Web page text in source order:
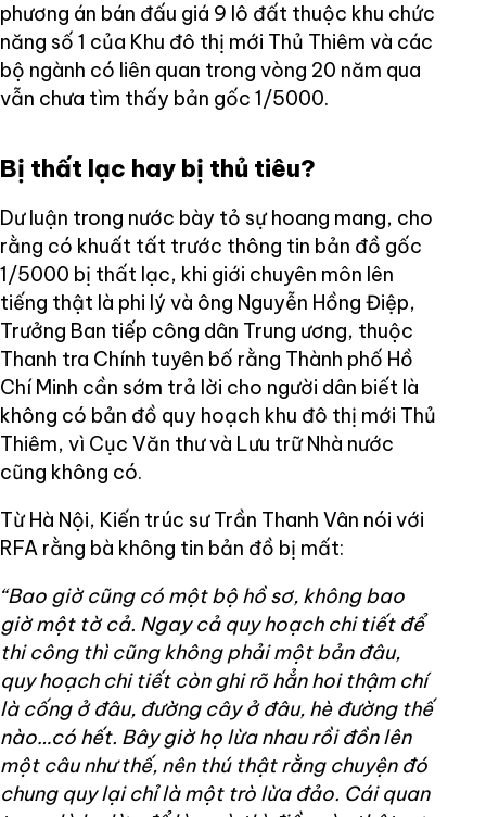
phương án bán đấu giá 9 lô đất thuộc khu chức
năng số 1 của Khu đô thị mới Thủ Thiêm và các
bộ ngành có liên quan trong vòng 20 năm qua
vẫn chưa tìm thấy bản gốc 1/5000.
Bị thất lạc hay bị thủ tiêu?
Dư luận trong nước bày tỏ sự hoang mang, cho
rằng có khuất tất trước thông tin bản đồ gốc
1/5000 bị thất lạc, khi giới chuyên môn lên
tiếng thật là phi lý và ông Nguyễn Hồng Điệp,
Trưởng Ban tiếp công dân Trung ương, thuộc
Thanh tra Chính tuyên bố rằng Thành phố Hồ
Chí Minh cần sớm trả lời cho người dân biết là
không có bản đồ quy hoạch khu đô thị mới Thủ
Thiêm, vì Cục Văn thư và Lưu trữ Nhà nước
cũng không có.
Từ Hà Nội, Kiến trúc sư Trần Thanh Vân nói với
RFA rằng bà không tin bản đồ bị mất:
“Bao giờ cũng có một bộ hồ sơ, không bao
giờ một tờ cả. Ngay cả quy hoạch chi tiết để
thi công thì cũng không phải một bản đâu,
quy hoạch chi tiết còn ghi rõ hẳn hoi thậm chí
là cống ở đâu, đường cây ở đâu, hè đường thế
nào…có hết. Bây giờ họ lừa nhau rồi đồn lên
một câu như thế, nên thú thật rằng chuyện đó
chung quy lại chỉ là một trò lừa đảo. Cái quan